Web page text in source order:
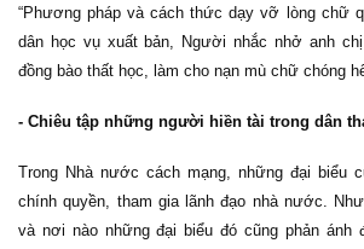
“Phương pháp và cách thức dạy vỡ lòng chữ
dân học vụ xuất bản, Người nhắc nhở anh
đồng bào thất học, làm cho nạn mù chữ chóng
- Chiêu tập những người hiền tài trong dân
Trong Nhà nước cách mạng, những đại biểu
chính quyền, tham gia lãnh đạo nhà nước.
và nơi nào những đại biểu đó cũng phản